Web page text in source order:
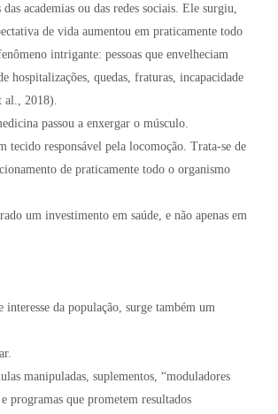
academias ou das redes sociais. Ele surgiu,
de vida aumentou em praticamente todo
intrigante: pessoas que envelheciam
hospitalizações, quedas, fraturas, incapacidade
2018).
passou a enxergar o músculo.
tecido responsável pela locomoção. Trata-se de
de praticamente todo o organismo
um investimento em saúde, e não apenas em
da população, surge também um
manipuladas, suplementos, “moduladores
programas que prometem resultados